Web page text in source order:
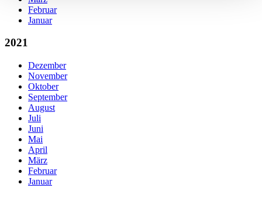
Februar
Januar
2021
Dezember
November
Oktober
September
August
Juli
Juni
Mai
April
März
Februar
Januar